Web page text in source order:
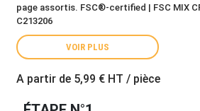
page assortis. FSC®-certified | FSC MIX
C213206
VOIR PLUS
A partir de 5,99 € HT / pièce